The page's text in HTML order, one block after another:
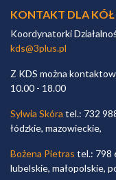
KONTAKT DLA
Koordynatorki
kds@3plus.pl
Z KDS można
10.00 - 18.00
Sylwia Skóra tel.: 732
łódzkie, mazowieckie,
Bożena Pietras tel.: 798
lubelskie, małopolskie,